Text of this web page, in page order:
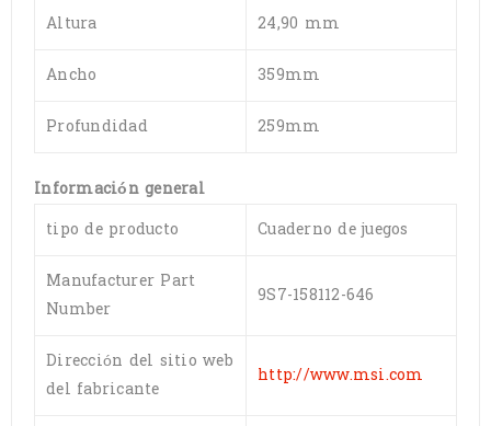
Altura
24,90 mm
Ancho
359mm
Profundidad
259mm
Información general
tipo de producto
Cuaderno de juegos
Manufacturer Part
Number
9S7-158112-646
Dirección del sitio web
del fabricante
http://www.msi.com